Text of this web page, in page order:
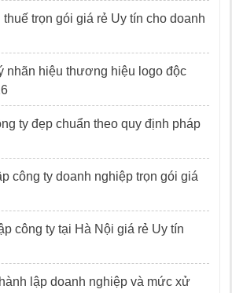
thuế trọn gói giá rẻ Uy tín cho doanh
nhãn hiệu thương hiệu logo độc
ty đẹp chuẩn theo quy định pháp
công ty doanh nghiệp trọn gói giá
công ty tại Hà Nội giá rẻ Uy tín
lập doanh nghiệp và mức xử